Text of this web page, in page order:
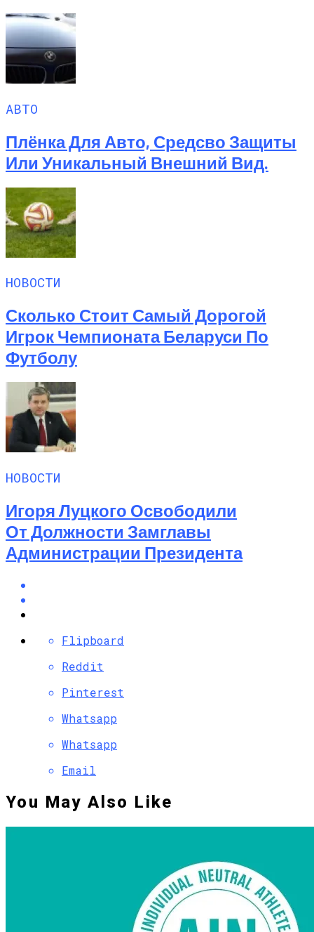
АВТО
Плёнка Для Авто, Средсво Защиты
Или Уникальный Внешний Вид.
НОВОСТИ
Сколько Стоит Самый Дорогой
Игрок Чемпионата Беларуси По
Футболу
НОВОСТИ
Игоря Луцкого Освободили
От Должности Замглавы
Администрации Президента
Flipboard
Reddit
Pinterest
Whatsapp
Whatsapp
Email
You May Also Like